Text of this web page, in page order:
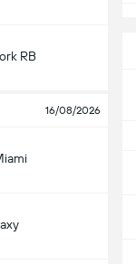
RB
16/08/2026